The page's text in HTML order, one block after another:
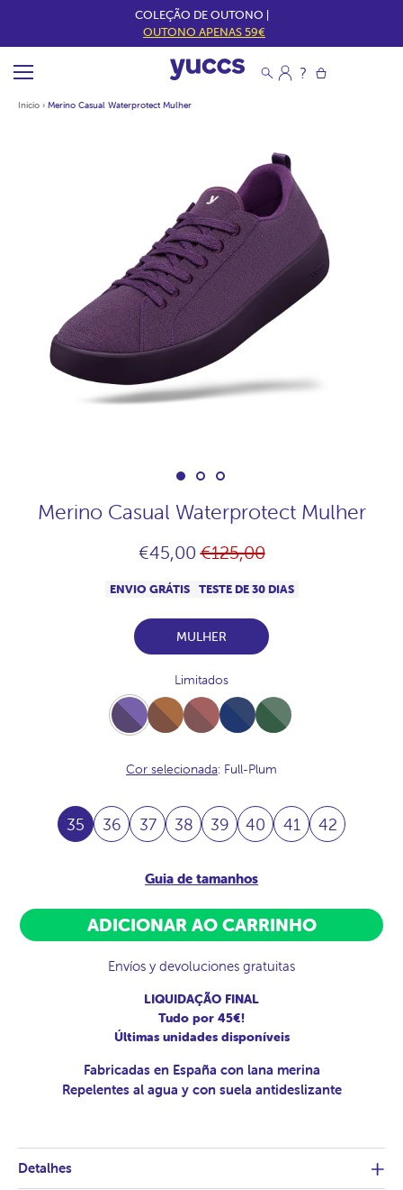
COLEÇÃO DE OUTONO |
OUTONO APENAS 59€
Início › Merino Casual Waterprotect Mulher
Merino Casual Waterprotect Mulher
€45,00Preço
€125,00
ENVIO GRÁTIS TESTE DE 30 DIAS
MULHER
Limitados
Full-
Plum
Full-
Vison
Full-
Praline
Full-
NavyJaspeado
Full-
Bosque
Cor selecionada: Full-Plum
35 36 37 38 39 40 41 42
Guia de tamanhos
ADICIONAR AO CARRINHO
Envíos y devoluciones gratuitas
LIQUIDAÇÃO FINAL
Tudo por 45€!
Últimas unidades disponíveis
Fabricadas en España con lana merina
Repelentes al agua y con suela antideslizante
Detalhes